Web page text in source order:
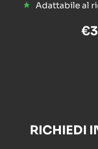
Adattabile al
RICHIEDI